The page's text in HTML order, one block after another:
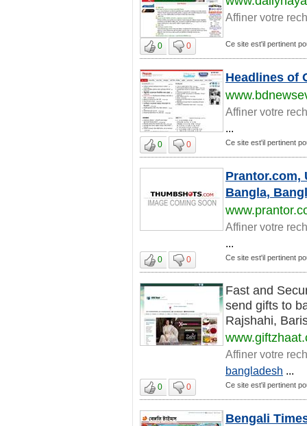
Affiner votre
0 0 Ce site est'il pertinent
Headlines of
Affiner votre
...
0 0 Ce site est'il pertinent
Prantor.com,
Bangla,
Affiner votre
...
0 0 Ce site est'il pertinent
Fast and
send gifts to
Rajshahi,
Affiner votre
bangladesh ...
0 0 Ce site est'il pertinent
Bengali